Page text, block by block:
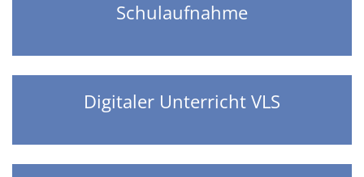
Schulaufnahme
Digitaler Unterricht VLS